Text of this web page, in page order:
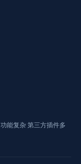
能复杂 第三方插件多